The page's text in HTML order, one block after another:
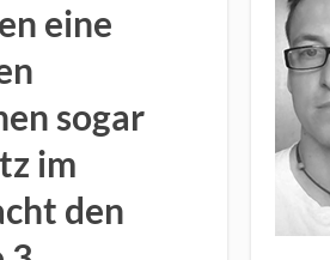
eine
sogar
im
den